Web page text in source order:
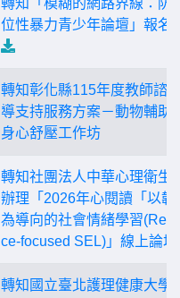
轉知「模糊的網路界線：防
位性暴力青少年論壇」報名
轉知彰化縣115年度教師諮
導支持服務方案－動物輔助
身心舒壓工作坊
轉知社團法人中華心理衛生
辦理「2026年心閱讀「以韌
為導向的社會情緒學習
ce-focused SEL)」線上論壇
轉知國立臺北護理健康大學